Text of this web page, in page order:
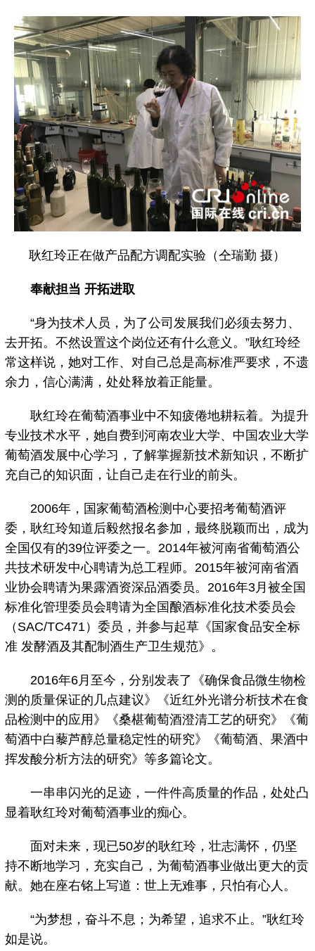
耿红玲正在做产品配方调配实验（仝瑞勤 摄）
奉献担当 开拓进取
“身为技术人员，为了公司发展我们必须去努力、
去开拓。不然设置这个岗位还有什么意义。”耿红玲经
常这样说，她对工作、对自己总是高标准严要求，不遗
余力，信心满满，处处释放着正能量。
耿红玲在葡萄酒事业中不知疲倦地耕耘着。为提升
专业技术水平，她自费到河南农业大学、中国农业大学
葡萄酒发展中心学习，了解掌握新技术新知识，不断扩
充自己的知识面，让自己走在行业的前头。
2006年，国家葡萄酒检测中心要招考葡萄酒评
委，耿红玲知道后毅然报名参加，最终脱颖而出，成为
全国仅有的39位评委之一。2014年被河南省葡萄酒公
共技术研发中心聘请为总工程师。2015年被河南省酒
业协会聘请为果露酒资深品酒委员。2016年3月被全国
标准化管理委员会聘请为全国酿酒标准化技术委员会
（SAC/TC471）委员，并参与起草《国家食品安全标
准 发酵酒及其配制酒生产卫生规范》。
2016年6月至今，分别发表了《确保食品微生物检
测的质量保证的几点建议》《近红外光谱分析技术在食
品检测中的应用》《桑椹葡萄酒澄清工艺的研究》《葡
萄酒中白藜芦醇总量稳定性的研究》《葡萄酒、果酒中
挥发酸分析方法的研究》等多篇论文。
一串串闪光的足迹，一件件高质量的作品，处处凸
显着耿红玲对葡萄酒事业的痴心。
面对未来，现已50岁的耿红玲，壮志满怀，仍坚
持不断地学习，充实自己，为葡萄酒事业做出更大的贡
献。她在座右铭上写道：世上无难事，只怕有心人。
“为梦想，奋斗不息；为希望，追求不止。”耿红玲
如是说。